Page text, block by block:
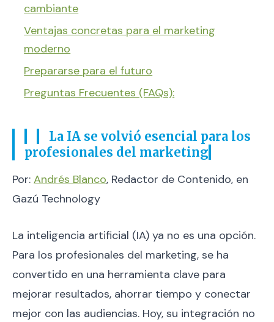
cambiante
Ventajas concretas para el marketing
moderno
Prepararse para el futuro
Preguntas Frecuentes (FAQs):
La IA se volvió esencial para los
profesionales del marketing
Por: Andrés Blanco, Redactor de Contenido, en
Gazú Technology
La inteligencia artificial (IA) ya no es una opción.
Para los profesionales del marketing, se ha
convertido en una herramienta clave para
mejorar resultados, ahorrar tiempo y conectar
mejor con las audiencias. Hoy, su integración no